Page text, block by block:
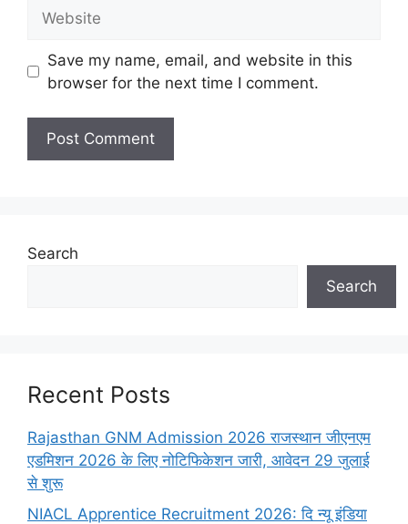
Save my name, email, and website in this
browser for the next time I comment.
Search
Search
Recent Posts
Rajasthan GNM Admission 2026 राजस्थान जीएनएम
एडमिशन 2026 के लिए नोटिफिकेशन जारी, आवेदन 29 जुलाई
से शुरू
NIACL Apprentice Recruitment 2026: दि न्यू इंडिया